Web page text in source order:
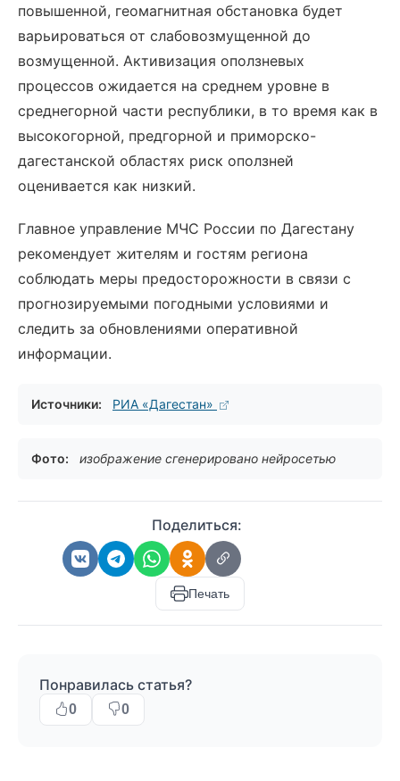
повышенной, геомагнитная обстановка будет
варьироваться от слабовозмущенной до
возмущенной. Активизация оползневых
процессов ожидается на среднем уровне в
среднегорной части республики, в то время как в
высокогорной, предгорной и приморско-
дагестанской областях риск оползней
оценивается как низкий.
Главное управление МЧС России по Дагестану
рекомендует жителям и гостям региона
соблюдать меры предосторожности в связи с
прогнозируемыми погодными условиями и
следить за обновлениями оперативной
информации.
Источники: РИА «Дагестан»
Фото: изображение сгенерировано нейросетью
Поделиться:
Печать
Понравилась статья?
0 0